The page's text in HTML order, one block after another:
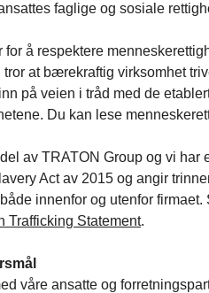
faglige og sosiale
å respektere
at bærekraftig virksomhet
på veien i tråd med de
Du kan lese
av TRATON Group og vi
Act av 2015 og angir
innenfor og utenfor
Trafficking Statement.
våre ansatte og